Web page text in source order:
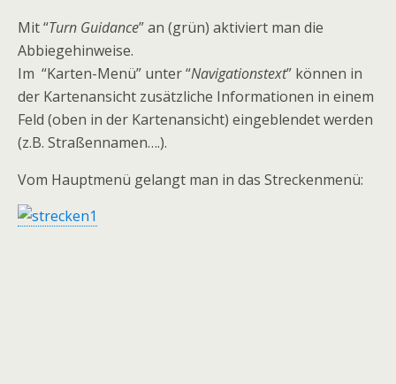
Mit “Turn Guidance” an (grün) aktiviert man die
Abbiegehinweise.
Im “Karten-Menü” unter “Navigationstext” können in
der Kartenansicht zusätzliche Informationen in einem
Feld (oben in der Kartenansicht) eingeblendet werden
(z.B. Straßennamen….).
Vom Hauptmenü gelangt man in das Streckenmenü: